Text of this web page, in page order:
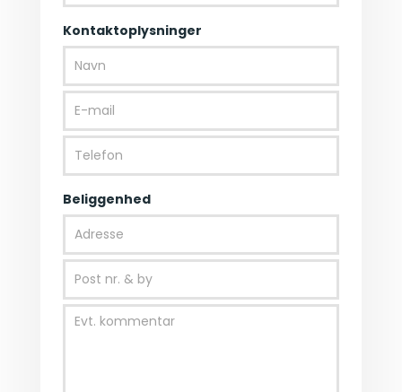
Kontaktoplysninger
Beliggenhed